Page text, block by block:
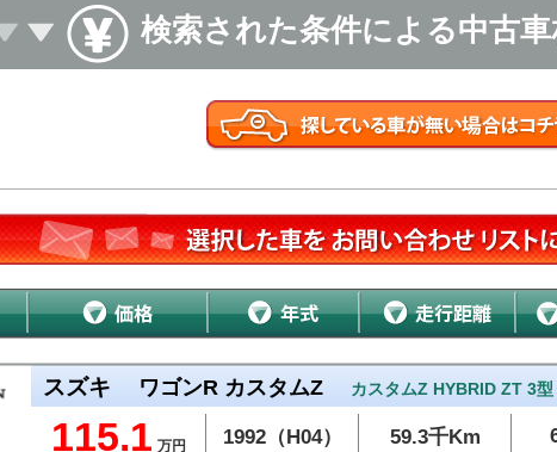
検索された条件による中古
スズキ ワゴンR カスタムZ カスタムZ HYBRID ZT 3型
115.1 万円 1992（H04） 59.3千Km